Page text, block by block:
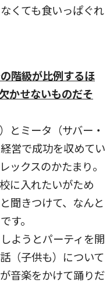
くても食いっぱぐれ
階級が比例するほ
かせないものだそ
とミータ（サバー・
営で成功を収めてい
ックスのかたまり。
に入れたいがため
聞きつけて、なんと
す。
ようとパーティを開
（子供も）について
音楽をかけて踊りだ